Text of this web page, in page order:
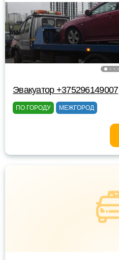
Эвакуатор +375296149007
ПО ГОРОДУ МЕЖГОРОД